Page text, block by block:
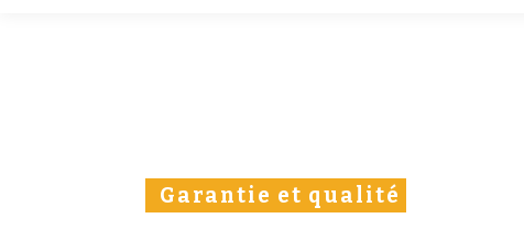
Garantie et qualité